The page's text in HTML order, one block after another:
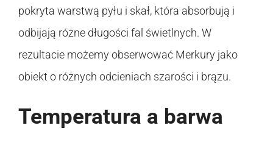
pokryta warstwą pyłu i skał, która absorbują i
odbijają różne długości fal świetlnych. W
rezultacie możemy obserwować Merkury jako
obiekt o różnych odcieniach szarości i brązu.
Temperatura a barwa